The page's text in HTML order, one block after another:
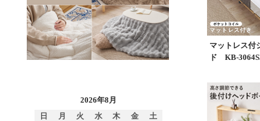
マットレス付
ド KB-
2026年8月
日
月 火 水 木 金
土